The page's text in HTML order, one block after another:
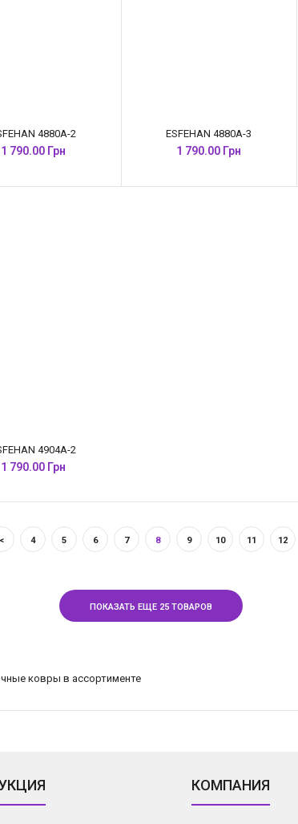
4880A-2
1 790.00 Грн
ESFEHAN 4880A-3
1 790.00 Грн
4904A-2
1 790.00 Грн
< 4 5 6 7 8 9 10 11 12
ПОКАЗАТЬ ЕЩЕ 25 ТОВАРОВ
КОМПАНИЯ